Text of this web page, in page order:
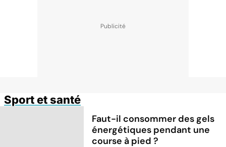
Sport et santé
Faut-il consommer des gels
énergétiques pendant une
course à pied ?